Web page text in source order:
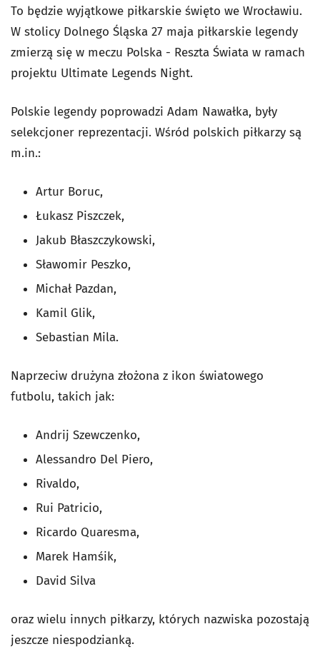
To będzie wyjątkowe piłkarskie święto we Wrocławiu.
W stolicy Dolnego Śląska 27 maja piłkarskie legendy
zmierzą się w meczu Polska - Reszta Świata w ramach
projektu Ultimate Legends Night.
Polskie legendy poprowadzi Adam Nawałka, były
selekcjoner reprezentacji. Wśród polskich piłkarzy są
m.in.:
Artur Boruc,
Łukasz Piszczek,
Jakub Błaszczykowski,
Sławomir Peszko,
Michał Pazdan,
Kamil Glik,
Sebastian Mila.
Naprzeciw drużyna złożona z ikon światowego
futbolu, takich jak:
Andrij Szewczenko,
Alessandro Del Piero,
Rivaldo,
Rui Patricio,
Ricardo Quaresma,
Marek Hamśik,
David Silva
oraz wielu innych piłkarzy, których nazwiska pozostają
jeszcze niespodzianką.